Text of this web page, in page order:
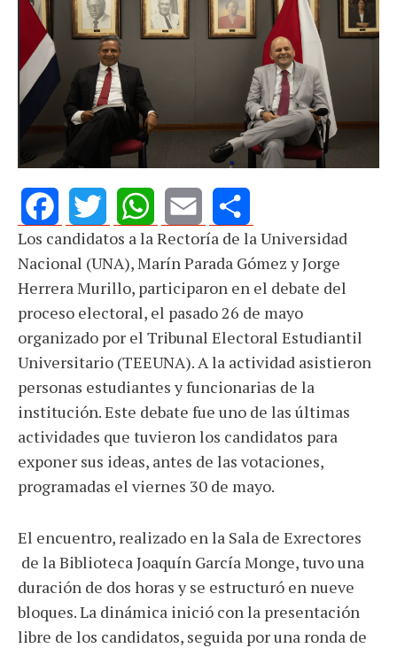
FacebookTwitterWhatsApp
Email Share
Los candidatos a la Rectoría de la Universidad
Nacional (UNA), Marín Parada Gómez y Jorge
Herrera Murillo, participaron en el debate del
proceso electoral, el pasado 26 de mayo
organizado por el Tribunal Electoral Estudiantil
Universitario (TEEUNA). A la actividad asistieron
personas estudiantes y funcionarias de la
institución. Este debate fue uno de las últimas
actividades que tuvieron los candidatos para
exponer sus ideas, antes de las votaciones,
programadas el viernes 30 de mayo.
El encuentro, realizado en la Sala de Exrectores
de la Biblioteca Joaquín García Monge, tuvo una
duración de dos horas y se estructuró en nueve
bloques. La dinámica inició con la presentación
libre de los candidatos, seguida por una ronda de